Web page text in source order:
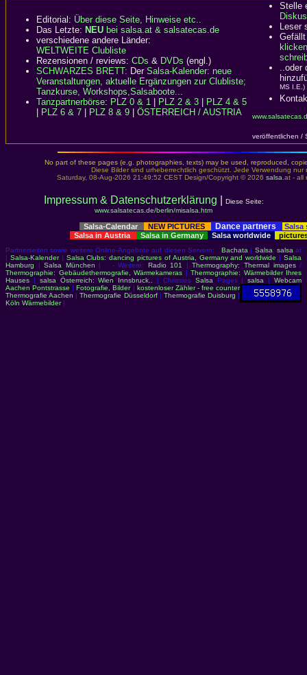
Editorial: Über diese Seite, Hinweise etc..
Das Letzte: NEU bei salsa.at & salsatecas.de
verschiedene andere Länder:
WELTWEITE Clubliste
Rezensionen / reviews: CDs & DVDs (engl.)
SCHWARZES BRETT: Der Salsa-Kalender: neue
Veranstaltungen, aktuelle Ergänzungen zur Clubliste;
Tanzkurse, Workshops,Salsaboote...
Tanzpartnerbörse: PLZ 0 & 1 PLZ 2 & 3
PLZ 4 & 5
PLZ 6 & 7 PLZ 8 & 9 ÖSTERREICH / AUSTRIA
Stelle
Leser
klicken
..oder
MS I.E.)
veröffentlichen /
No part of these pages (e.g. photographies, texts) may be used, reproduced,
Diese Bilder sind urheberrechtlich geschützt. Jede Verwendung
Saturday, 08-Aug-2026 21:49:52 CEST Design/Copyright © 2026 salsa .at - all
Impressum & Datenschutzerklärung
Diese Seite:
www.salsatecas.de/berlin/misalsa.htm
Salsa-Calendar NEW PICTURES Dance partners
Salsa
Salsa in Austria
Salsa in Germany Salsa worldwide
Partnerseiten sowie weitere Online-Angebote auf diesen Servern: Bachata | Salsa:salsa .at
| Salsa-Kalender| Salsa Clubs: dancing pictures of Austria, Germany and worldwide |Salsa
Hamburg |Salsa München | - Weitere: Radio 101 |Thermography: Thermal images/
Thermographie: Gebäudethermografie, Wärmekameras | Thermographie: Wärmebilder Ihres
Hauses | salsa Österreich: Wien Innsbruck.. | Chrissies Salsa Pages |salsa |Webcam
Aachen Pontstrasse |Fotografie, Bilder| kostenloser Zähler - free counter
Thermografie Aachen |Thermografie Düsseldorf| Thermografie Duisburg |
Köln Wärmebilder|